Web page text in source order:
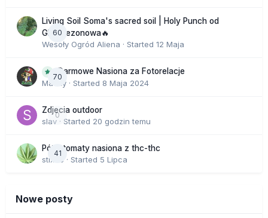
60
Living Soil Soma's sacred soil | Holy Punch od
GHS sezonowa🔥
Wesoły Ogród Aliena · Started 12 Maja
70
Darmowe Nasiona za Fotorelacje
Macky · Started 8 Maja 2024
0
Zdjecia outdoor
slav · Started 20 godzin temu
41
Półautomaty nasiona z thc-thc
stix33 · Started 5 Lipca
Nowe posty